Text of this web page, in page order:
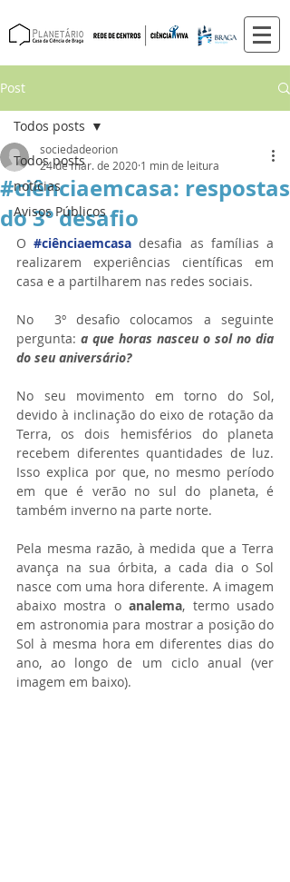
Post
Todos posts
notícias
Avisos Públicos
Todos posts
#ciênciaemcasa: respostas
do 3º desafio
sociedadeorion
24 de mar. de 2020 1 min de leitura
O #ciênciaemcasa desafia as famílias a
realizarem experiências científicas em
casa e a partilharem nas redes sociais.
No  3º desafio colocamos a seguinte
pergunta: a que horas nasceu o sol no dia
do seu aniversário?
No seu movimento em torno do Sol,
devido à inclinação do eixo de rotação da
Terra, os dois hemisférios do planeta
recebem diferentes quantidades de luz.
Isso explica por que, no mesmo período
em que é verão no sul do planeta, é
também inverno na parte norte.
Pela mesma razão, à medida que a Terra
avança na sua órbita, a cada dia o Sol
nasce com uma hora diferente. A imagem
abaixo mostra o analema, termo usado
em astronomia para mostrar a posição do
Sol à mesma hora em diferentes dias do
ano, ao longo de um ciclo anual (ver
imagem em baixo).